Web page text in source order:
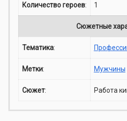
Количество героев: 1
Сюжетные
Тематика:
Метки: Мужчины
Сюжет: Работа